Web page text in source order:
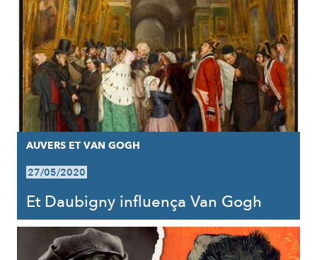
AUVERS ET VAN GOGH
27/05/2020
Et Daubigny influença Van Gogh